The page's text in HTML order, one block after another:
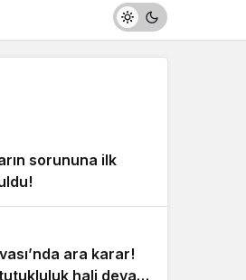
sorununa ilk
ara karar!
hali devam